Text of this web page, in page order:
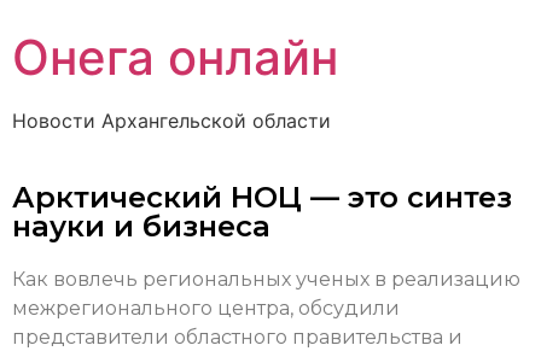
Онега онлайн
Новости Архангельской области
Арктический НОЦ — это синтез
науки и бизнеса
Как вовлечь региональных ученых в реализацию
межрегионального центра, обсудили
представители областного правительства и